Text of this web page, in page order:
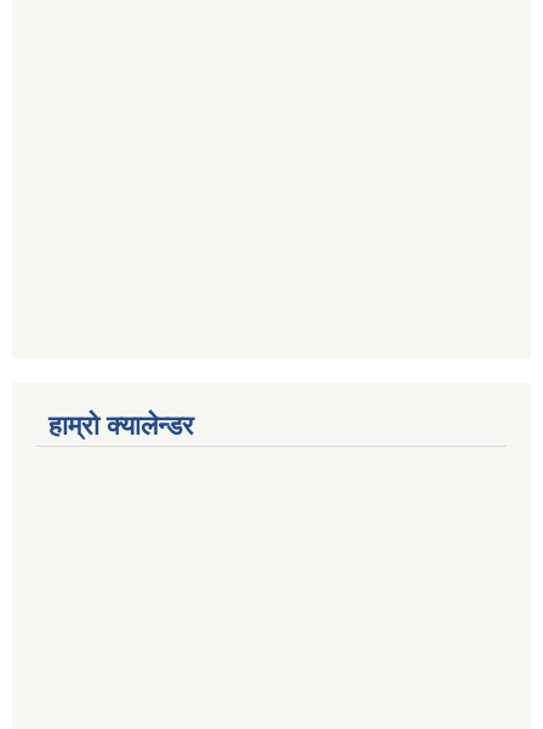
हाम्रो क्यालेन्डर